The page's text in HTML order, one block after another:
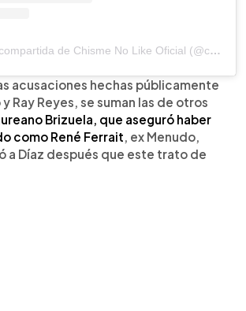
Una publicación compartida de Chisme No Like Oficial (@chismenolikeofficial)
acusaciones hechas públicamente
Ray Reyes, se suman las de otros
Brizuela, que aseguró haber
como René Ferrait , ex Menudo,
a Díaz después que este trato de